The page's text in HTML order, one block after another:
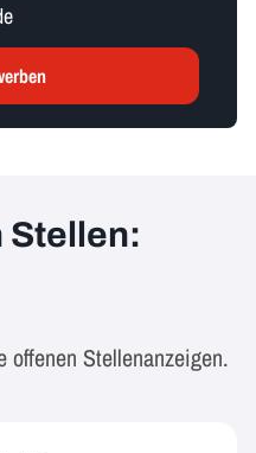
Stellen:
offenen Stellenanzeigen.